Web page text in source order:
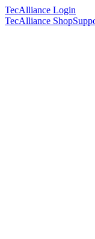
TecAlliance Login
TecAlliance Shop